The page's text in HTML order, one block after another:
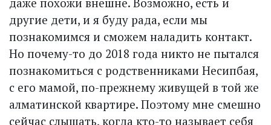
другие дети, и я буду рада, если мы
познакомимся и сможем наладить контакт.
Но почему-то до 2018 года никто не пытался
познакомиться с родственниками Несипбая,
с его мамой, по-прежнему живущей в той же
алматинской квартире. Поэтому мне смешно
сейчас слышать, когда кто-то называет себя